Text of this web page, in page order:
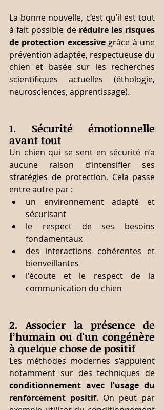
La bonne nouvelle, c’est qu’il est tout
à fait possible de réduire les risques
de protection excessive grâce à une
prévention adaptée, respectueuse du
chien et basée sur les recherches
scientifiques actuelles (éthologie,
neurosciences, apprentissage).
1. Sécurité émotionnelle
avant tout
Un chien qui se sent en sécurité n’a
aucune raison d’intensifier ses
stratégies de protection. Cela passe
entre autre par :
un environnement adapté et
sécurisant
le respect de ses besoins
fondamentaux
des interactions cohérentes et
bienveillantes
l'écoute et le respect de la
communication du chien
2. Associer la présence de
l’humain ou d'un congénère
à quelque chose de positif
Les méthodes modernes s’appuient
conditionnement avec l'usage du
renforcement positif. On peut par